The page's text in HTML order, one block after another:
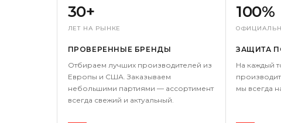
30+
ЛЕТ НА РЫНКЕ
ПРОВЕРЕННЫЕ БРЕНДЫ
Отбираем лучших производителей из
Европы и США. Заказываем
небольшими партиями — ассортимент
всегда свежий и актуальный.
100%
ЗАЩИТА
На каждый
мы всегда